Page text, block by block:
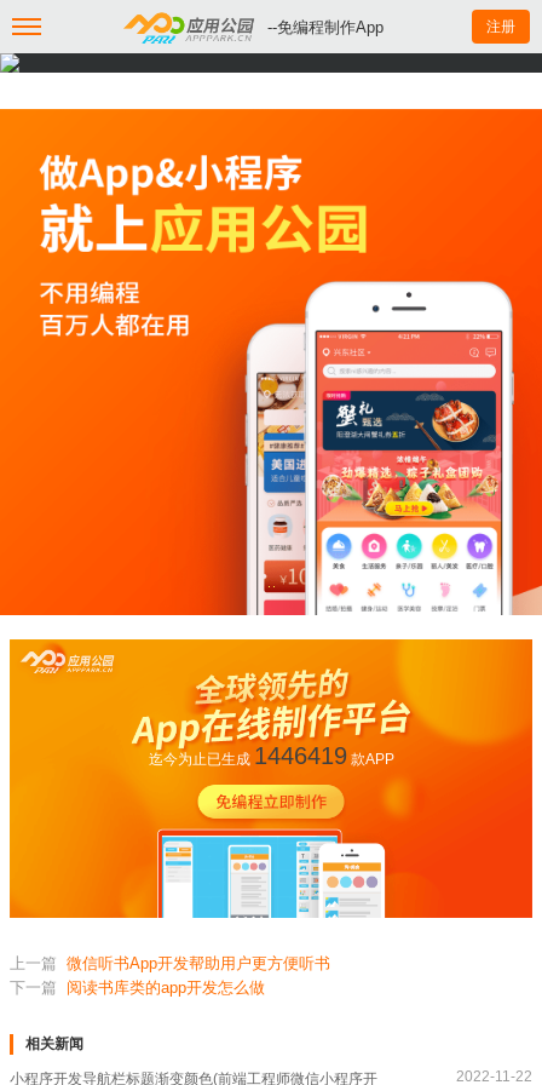
--免编程制作App 注册
迄今为止已生成 1446419款APP
上一篇 微信听书App开发帮助用户更方便听书
下一篇
阅读书库类的app开发怎么做
相关新闻
小程序开发导航栏标题渐变颜色(前端工程师微信小程序开 2022-11-22